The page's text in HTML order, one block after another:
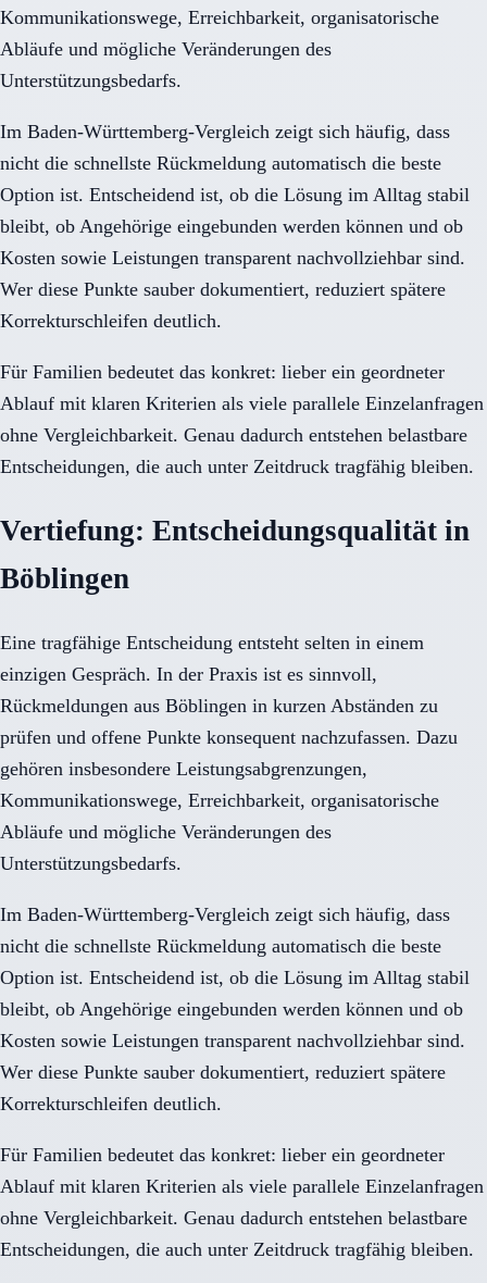
Kommunikationswege, Erreichbarkeit, organisatorische
Abläufe und mögliche Veränderungen des
Unterstützungsbedarfs.
Im Baden-Württemberg-Vergleich zeigt sich häufig, dass
nicht die schnellste Rückmeldung automatisch die beste
Option ist. Entscheidend ist, ob die Lösung im Alltag stabil
bleibt, ob Angehörige eingebunden werden können und ob
Kosten sowie Leistungen transparent nachvollziehbar sind.
Wer diese Punkte sauber dokumentiert, reduziert spätere
Korrekturschleifen deutlich.
Für Familien bedeutet das konkret: lieber ein geordneter
Ablauf mit klaren Kriterien als viele parallele Einzelanfragen
ohne Vergleichbarkeit. Genau dadurch entstehen belastbare
Entscheidungen, die auch unter Zeitdruck tragfähig bleiben.
Vertiefung: Entscheidungsqualität in
Böblingen
Eine tragfähige Entscheidung entsteht selten in einem
einzigen Gespräch. In der Praxis ist es sinnvoll,
Rückmeldungen aus Böblingen in kurzen Abständen zu
prüfen und offene Punkte konsequent nachzufassen. Dazu
gehören insbesondere Leistungsabgrenzungen,
Kommunikationswege, Erreichbarkeit, organisatorische
Abläufe und mögliche Veränderungen des
Unterstützungsbedarfs.
Im Baden-Württemberg-Vergleich zeigt sich häufig, dass
nicht die schnellste Rückmeldung automatisch die beste
Option ist. Entscheidend ist, ob die Lösung im Alltag stabil
bleibt, ob Angehörige eingebunden werden können und ob
Kosten sowie Leistungen transparent nachvollziehbar sind.
Wer diese Punkte sauber dokumentiert, reduziert spätere
Korrekturschleifen deutlich.
Für Familien bedeutet das konkret: lieber ein geordneter
Ablauf mit klaren Kriterien als viele parallele Einzelanfragen
ohne Vergleichbarkeit. Genau dadurch entstehen belastbare
Entscheidungen, die auch unter Zeitdruck tragfähig bleiben.